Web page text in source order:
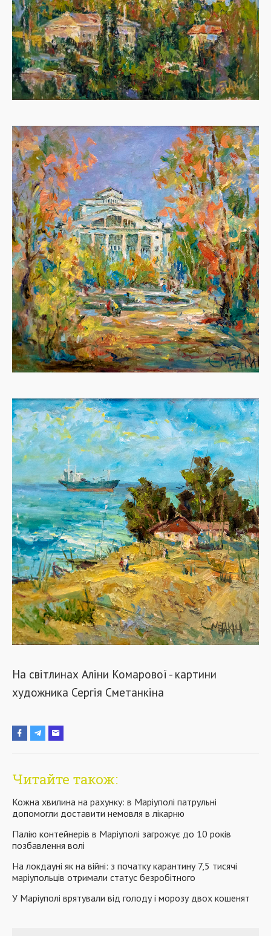
На світлинах Аліни Комарової - картини
художника Сергія Сметанкіна
Читайте також:
Кожна хвилина на рахунку: в Маріуполі патрульні
допомогли доставити немовля в лікарню
Палію контейнерів в Маріуполі загрожує до 10 років
позбавлення волі
На локдауні як на війні: з початку карантину 7,5 тисячі
маріупольців отримали статус безробітного
У Маріуполі врятували від голоду і морозу двох кошенят